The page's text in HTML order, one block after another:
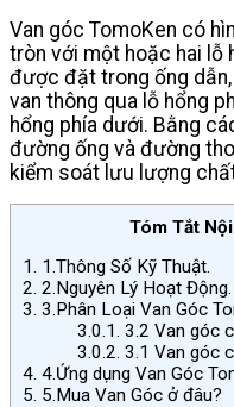
Van góc TomoKen có
tròn với một hoặc hai lỗ
được đặt trong ống
van thông qua lỗ hổng
hổng phía dưới. Bằng
đường ống và đường
kiểm soát lưu lượng
Tóm Tắt
1. 1.Thông Số Kỹ Thuật.
2. 2.Nguyên Lý Hoạt Động.
3. 3.Phân Loại Van Góc
3.0.1. 3.2 Van góc
3.0.2. 3.1 Van góc
4. 4.Ứng dụng Van Góc
5. 5.Mua Van Góc ở đâu?